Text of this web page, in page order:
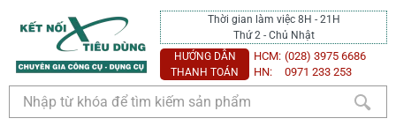
Thời gian làm việc 8H - 21H
Thứ 2 - Chủ Nhật
HƯỚNG DẪN
THANH TOÁN
HCM: (028) 3975 6686
HN:
0971 233 253